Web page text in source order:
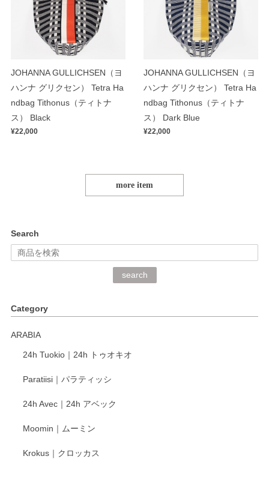
JOHANNA GULLICHSEN（ヨ
ハンナ グリクセン） Tetra Ha
ndbag Tithonus（ティトナ
ス） Black
¥22,000
JOHANNA GULLICHSEN（ヨ
ハンナ グリクセン） Tetra Ha
ndbag Tithonus（ティトナ
ス） Dark Blue
¥22,000
more item
Search
search
Category
ARABIA
24h Tuokio｜24h トゥオキオ
Paratiisi｜パラティッシ
24h Avec｜24h アベック
Moomin｜ムーミン
Krokus｜クロッカス